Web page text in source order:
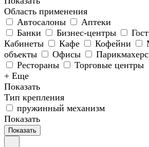
Область применения
Автосалоны
Аптеки
Банки
Бизнес-центры
Кабинеты
Кафе Кофейни
объекты
Офисы
Рестораны
Торговые центры
+ Еще
Показать
Тип крепления
пружинный механизм
Показать
Показать